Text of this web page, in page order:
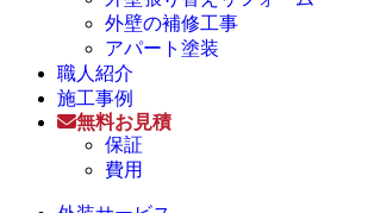
外壁の補修工事
アパート塗装
職人紹介
施工事例
無料お見積
保証
費用